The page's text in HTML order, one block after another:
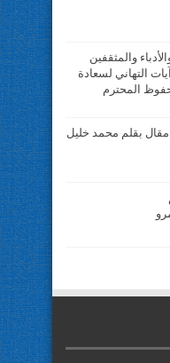
والمثقفين
التهاني لسعادة
المحترم
بقلم محمد خليل